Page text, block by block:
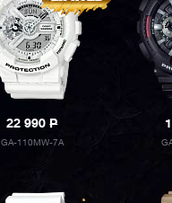
22 990P
GA-110MW-7A